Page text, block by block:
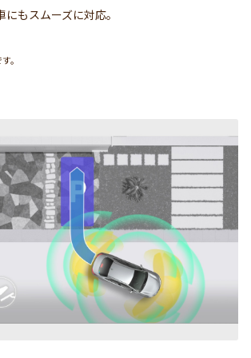
もスムーズに対応。
。